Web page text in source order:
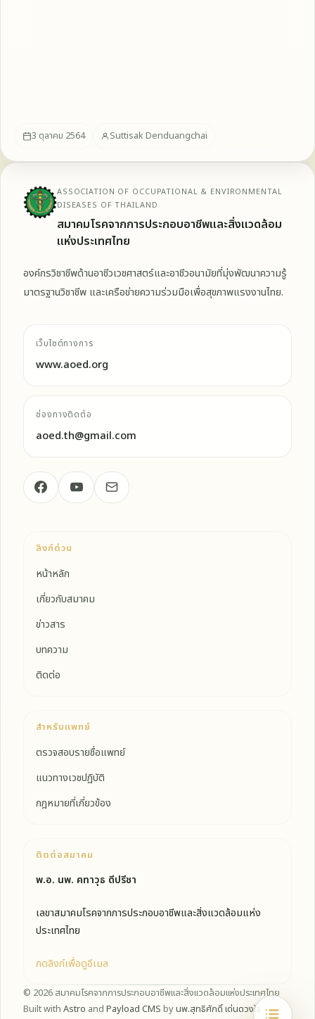
3 ตุลาคม 2564 Suttisak Denduangchai
ASSOCIATION OF OCCUPATIONAL & ENVIRONMENTAL
DISEASES OF THAILAND
สมาคมโรคจากการประกอบอาชีพและสิ่งแวดล้อม
แห่งประเทศไทย
องค์กรวิชาชีพด้านอาชีวเวชศาสตร์และอาชีวอนามัยที่มุ่งพัฒนาความรู้
มาตรฐานวิชาชีพ และเครือข่ายความร่วมมือเพื่อสุขภาพแรงงานไทย.
เว็บไซต์ทางการ
www.aoed.org
ช่องทางติดต่อ
aoed.th@gmail.com
ลิงก์ด่วน
หน้าหลัก
เกี่ยวกับสมาคม
ข่าวสาร
บทความ
ติดต่อ
สำหรับแพทย์
ตรวจสอบรายชื่อแพทย์
แนวทางเวชปฏิบัติ
กฎหมายที่เกี่ยวข้อง
ติดต่อสมาคม
พ.อ. นพ. คทาวุธ ดีปรีชา
เลขาสมาคมโรคจากการประกอบอาชีพและสิ่งแวดล้อมแห่ง
ประเทศไทย
กดลิงก์เพื่อดูอีเมล
© 2026 สมาคมโรคจากการประกอบอาชีพและสิ่งแวดล้อมแห่งประเทศไทย
Built with Astro and Payload CMS byนพ.สุทธิศักดิ์ เด่นดวงใจ